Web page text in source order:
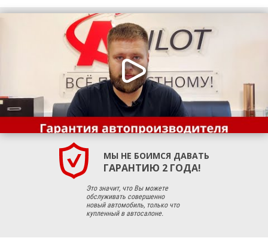
МЫ НЕ БОИМСЯ ДАВАТЬ
ГАРАНТИЮ 2 ГОДА!
Это значит, что Вы можете
обслуживать совершенно
новый автомобиль, только что
купленный в автосалоне.